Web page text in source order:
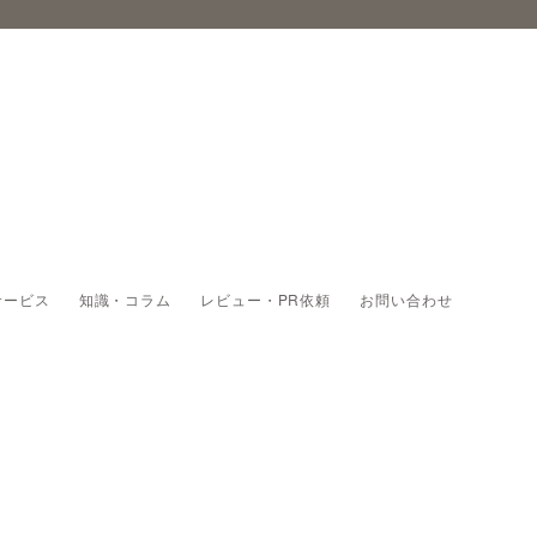
ビス 知識・コラム レビュー・PR依頼 お問い合わせ